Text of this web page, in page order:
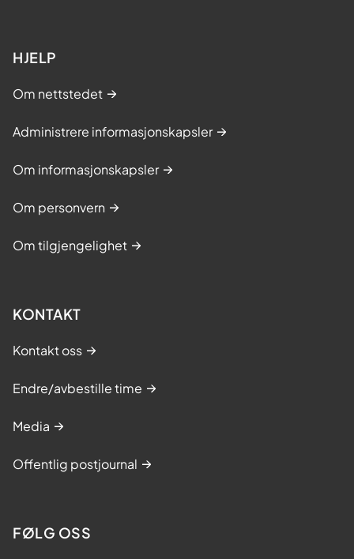
HJELP
Om nettstedet
Administrere informasjonskapsler
Om informasjonskapsler
Om personvern
Om tilgjengelighet
KONTAKT
Kontakt oss
Endre/avbestille time
Media
Offentlig postjournal
FØLG OSS